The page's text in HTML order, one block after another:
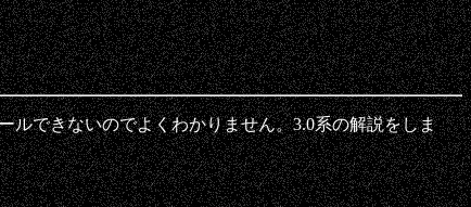
ルできないのでよくわかりません。3.0系の解説をしま